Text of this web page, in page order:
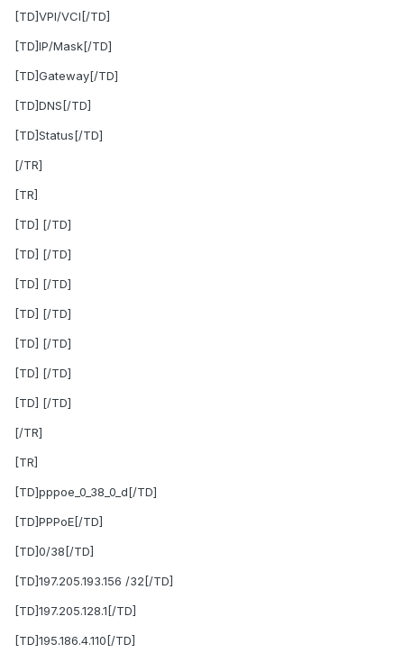
[TD]VPI/VCI[/TD]
[TD]IP/Mask[/TD]
[TD]Gateway[/TD]
[TD]DNS[/TD]
[TD]Status[/TD]
[/TR]
[TR]
[TD] [/TD]
[TD] [/TD]
[TD] [/TD]
[TD] [/TD]
[TD] [/TD]
[TD] [/TD]
[TD] [/TD]
[/TR]
[TR]
[TD]pppoe_0_38_0_d[/TD]
[TD]PPPoE[/TD]
[TD]0/38[/TD]
[TD]197.205.193.156 /32[/TD]
[TD]197.205.128.1[/TD]
[TD]195.186.4.110[/TD]